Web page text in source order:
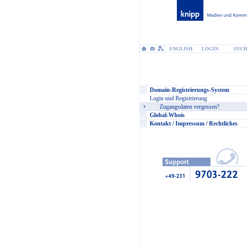
ENGLISH LOGIN
Domain-Registrierungs-System
Login und Registrierung
Zugangsdaten vergessen?
Global-Whois
Kontakt / Impressum / Rechtliches